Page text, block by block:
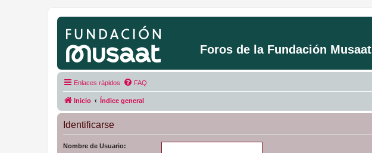
Foros de la Fundación Musaat
Enlaces rápidos FAQ
Inicio Índice general
Identificarse
Nombre de Usuario: